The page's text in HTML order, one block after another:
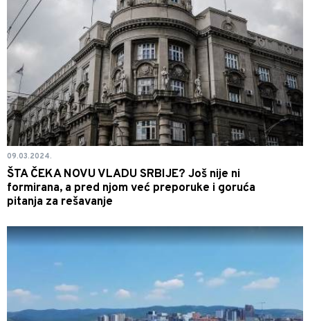
09.03.2024.
ŠTA ČEKA NOVU VLADU SRBIJE? Još nije ni
formirana, a pred njom već preporuke i goruća
pitanja za rešavanje